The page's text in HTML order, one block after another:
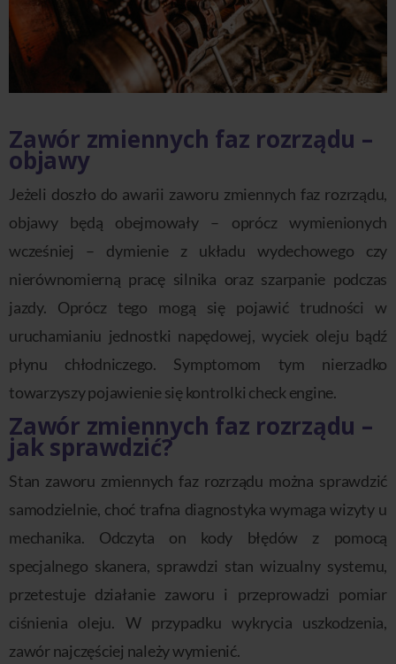
Zawór zmiennych faz rozrządu –
objawy
Jeżeli doszło do awarii zaworu zmiennych faz rozrządu,
objawy będą obejmowały – oprócz wymienionych
wcześniej – dymienie z układu wydechowego czy
nierównomierną pracę silnika oraz szarpanie podczas
jazdy. Oprócz tego mogą się pojawić trudności w
uruchamianiu jednostki napędowej, wyciek oleju bądź
płynu chłodniczego. Symptomom tym nierzadko
towarzyszy pojawienie się kontrolki check engine.
Zawór zmiennych faz rozrządu –
jak sprawdzić?
Stan zaworu zmiennych faz rozrządu można sprawdzić
samodzielnie, choć trafna diagnostyka wymaga wizyty u
mechanika. Odczyta on kody błędów z pomocą
specjalnego skanera, sprawdzi stan wizualny systemu,
przetestuje działanie zaworu i przeprowadzi pomiar
ciśnienia oleju. W przypadku wykrycia uszkodzenia,
zawór najczęściej należy wymienić.